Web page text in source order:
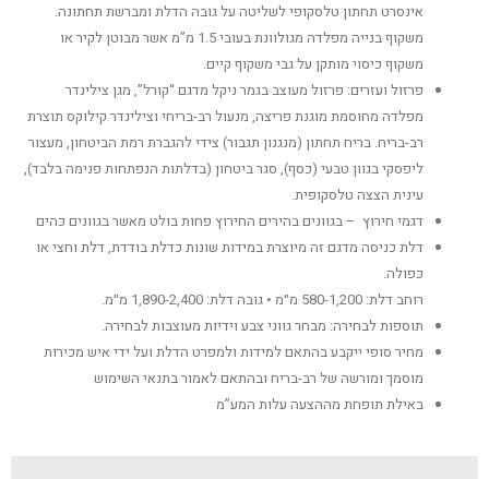
אינסרט תחתון טלסקופי לשליטה על גובה הדלת ומברשת תחתונה.
משקוף בנייה מפלדה מגולוונת בעובי 1.5 מ”מ אשר מבוטן לקיר או
משקוף כיסוי מותקן על גבי משקוף קיים.
פרזול ועזרים: פרזול מעוצב בגמר ניקל מדגם “קורל”, מגן צילינדר
מפלדה מחוסמת מוגנת פריצה, מנעול רב-בריחי וצילינדר קילוקס תוצרת
רב-בריח. בריח תחתון (מנגנון תגבור) צידי להגברת רמת הביטחון, מעצור
ליפסקי בגוון טבעי (כסף), סגר ביטחון (בדלתות הנפתחות פנימה בלבד),
עינית הצצה טלסקופית.
דגמי חירוץ – בגוונים בהירים החירוץ פחות בולט מאשר בגוונים כהים
דלת כניסה מדגם זה מיוצרת במידות שונות כדלת בודדת, דלת וחצי או
כפולה.
רוחב דלת: 580-1,200 מ״מ • גובה דלת: 1,890-2,400 מ״מ.
תוספות לבחירה: מבחר גווני צבע וידיות מעוצבות לבחירה.
מחיר סופי ייקבע בהתאם למידות ולמפרט הדלת ועל ידי איש מכירות
מוסמך ומורשה של רב-בריח ובהתאם לאמור בתנאי השימוש
באילת תופחת מההצעה עלות המע”מ